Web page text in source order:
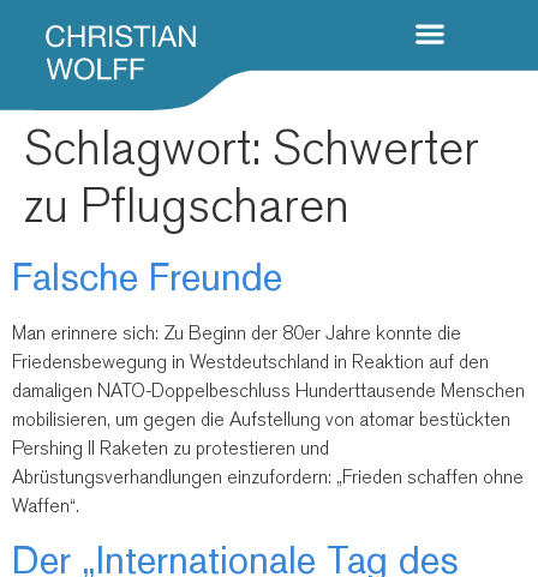
Schlagwort: Schwerter
zu Pflugscharen
Falsche Freunde
Man erinnere sich: Zu Beginn der 80er Jahre konnte die
Friedensbewegung in Westdeutschland in Reaktion auf den
damaligen NATO-Doppelbeschluss Hunderttausende Menschen
mobilisieren, um gegen die Aufstellung von atomar bestückten
Pershing II Raketen zu protestieren und
Abrüstungsverhandlungen einzufordern: „Frieden schaffen ohne
Waffen“.
Der „Internationale Tag des